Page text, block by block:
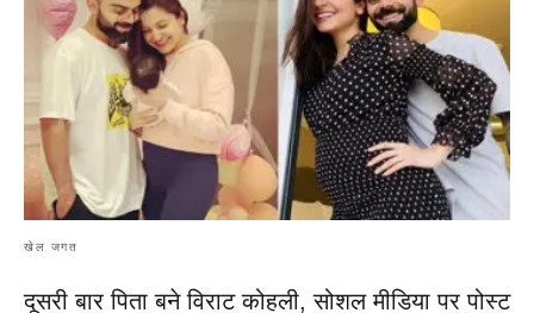
खेल जगत
दूसरी बार‌ पिता बने विराट कोहली, सोशल मीडिया पर पोस्ट